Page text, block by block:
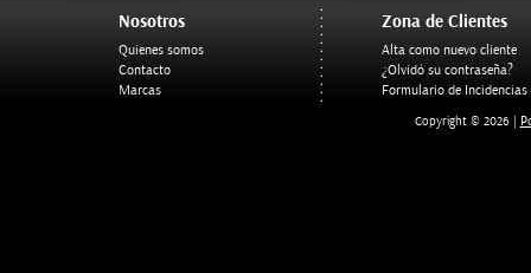
Nosotros
Quienes somos
Contacto
Marcas
Zona de Clientes
Alta como nuevo cliente
¿Olvidó su contraseña?
Formulario de Incidencias
Copyright © 2026 |